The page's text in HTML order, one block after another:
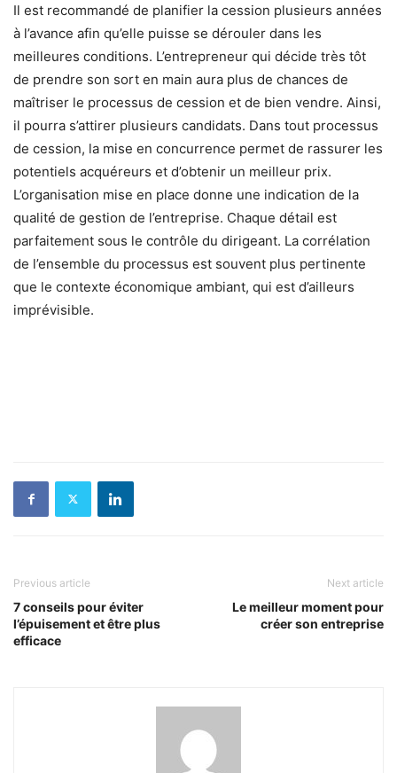
Il est recommandé de planifier la cession plusieurs années
à l’avance afin qu’elle puisse se dérouler dans les
meilleures conditions. L’entrepreneur qui décide très tôt
de prendre son sort en main aura plus de chances de
maîtriser le processus de cession et de bien vendre. Ainsi,
il pourra s’attirer plusieurs candidats. Dans tout processus
de cession, la mise en concurrence permet de rassurer les
potentiels acquéreurs et d’obtenir un meilleur prix.
L’organisation mise en place donne une indication de la
qualité de gestion de l’entreprise. Chaque détail est
parfaitement sous le contrôle du dirigeant. La corrélation
de l’ensemble du processus est souvent plus pertinente
que le contexte économique ambiant, qui est d’ailleurs
imprévisible.
Previous article
7 conseils pour éviter
l’épuisement et être plus
efficace
Next article
Le meilleur moment pour
créer son entreprise